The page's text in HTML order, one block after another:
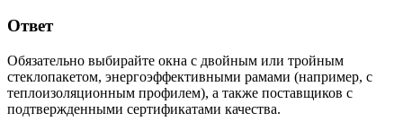
Ответ
Обязательно выбирайте окна с двойным или тройным
стеклопакетом, энергоэффективными рамами (например, с
теплоизоляционным профилем), а также поставщиков с
подтвержденными сертификатами качества.